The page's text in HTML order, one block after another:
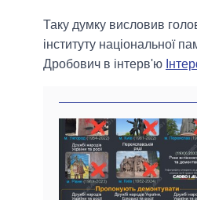
Таку думку висловив
інституту національної
Дробович в інтерв'ю